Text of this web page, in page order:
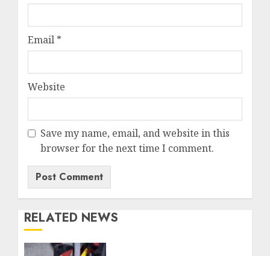
Email *
Website
Save my name, email, and website in this
browser for the next time I comment.
RELATED NEWS